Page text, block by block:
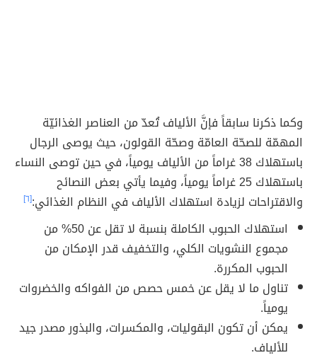
وكما ذكرنا سابقاً فإنَّ الألياف تُعدّ من العناصر الغذائيّة
المهمّة للصحّة العامّة وصحّة القولون، حيث يوصى الرجال
باستهلاك 38 غراماً من الألياف يومياً، في حين توصى النساء
باستهلاك 25 غراماً يومياً، وفيما يأتي بعض النصائح
والاقتراحات لزيادة استهلاك الألياف في النظام الغذائي:[٦]
استهلاك الحبوب الكاملة بنسبة لا تقل عن 50% من
مجموع النشويات الكلي، والتخفيف قدر الإمكان من
الحبوب المكررة.
تناول ما لا يقل عن خمس حصص من الفواكه والخضروات
يومياً.
يمكن أن تكون البقوليات، والمكسرات، والبذور مصدر جيد
للألياف.